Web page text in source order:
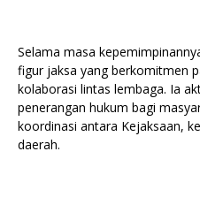
Selama masa
figur jaksa yang berkomitmen
kolaborasi lintas lembaga. Ia
penerangan hukum bagi
koordinasi antara Kejaksaan,
daerah.